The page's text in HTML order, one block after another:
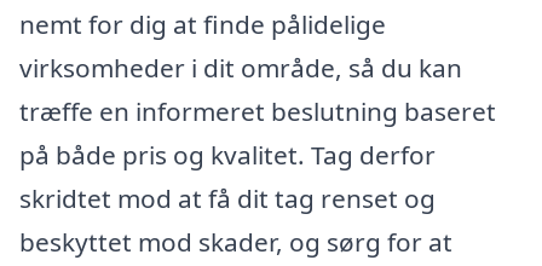
nemt for dig at finde pålidelige
virksomheder i dit område, så du kan
træffe en informeret beslutning baseret
på både pris og kvalitet. Tag derfor
skridtet mod at få dit tag renset og
beskyttet mod skader, og sørg for at